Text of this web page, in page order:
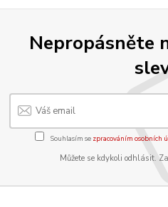
Nepropásněte
Souhlasím se zpracováním osobních
Můžete se kdykoli odhlásit.